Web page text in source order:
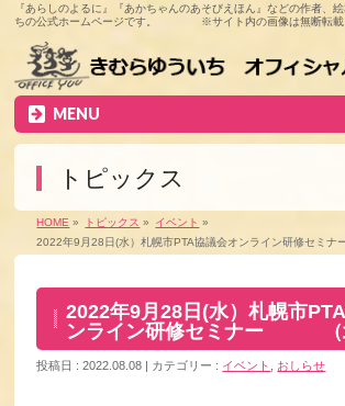
『あらしのよるに』『あかちゃんのあそびえほん』などの作者、
ちの公式ホームページです。 ※サイト内の画像は無断転載・
MENU
トピックス
HOME » トピックス » イベント »
2022年9月28日(水）札幌市PTA協議会オンライン研修セ
2022年9月28日(水）札幌市
ンライン研修セミナー （
投稿日 : 2022.08.08 カテゴリー : イベント おしらせ